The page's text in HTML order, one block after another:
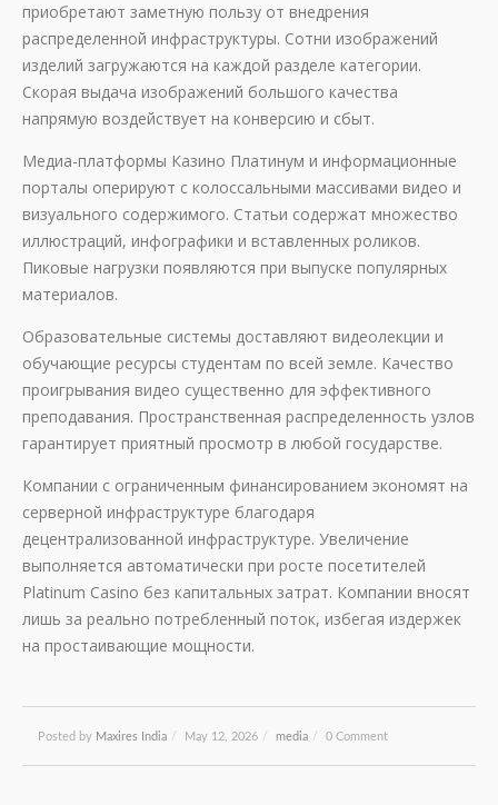
приобретают заметную пользу от внедрения
распределенной инфраструктуры. Сотни изображений
изделий загружаются на каждой разделе категории.
Скорая выдача изображений большого качества
напрямую воздействует на конверсию и сбыт.
Медиа-платформы Казино Платинум и информационные
порталы оперируют с колоссальными массивами видео и
визуального содержимого. Статьи содержат множество
иллюстраций, инфографики и вставленных роликов.
Пиковые нагрузки появляются при выпуске популярных
материалов.
Образовательные системы доставляют видеолекции и
обучающие ресурсы студентам по всей земле. Качество
проигрывания видео существенно для эффективного
преподавания. Пространственная распределенность узлов
гарантирует приятный просмотр в любой государстве.
Компании с ограниченным финансированием экономят на
серверной инфраструктуре благодаря
децентрализованной инфраструктуре. Увеличение
выполняется автоматически при росте посетителей
Platinum Casino без капитальных затрат. Компании вносят
лишь за реально потребленный поток, избегая издержек
на простаивающие мощности.
Posted by Maxires India / May 12, 2026 / media / 0 Comment